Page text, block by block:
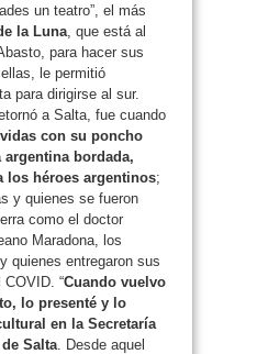
un teatro”, el más
la Luna , que está al
para hacer sus
le permitió
para dirigirse al sur.
a Salta, fue cuando
con su poncho
bordada,
héroes argentinos;
y quienes se fueron
como el doctor
Maradona, los
quienes entregaron sus
“Cuando vuelvo
lo presenté y lo
en la Secretaría
Salta . Desde aquel